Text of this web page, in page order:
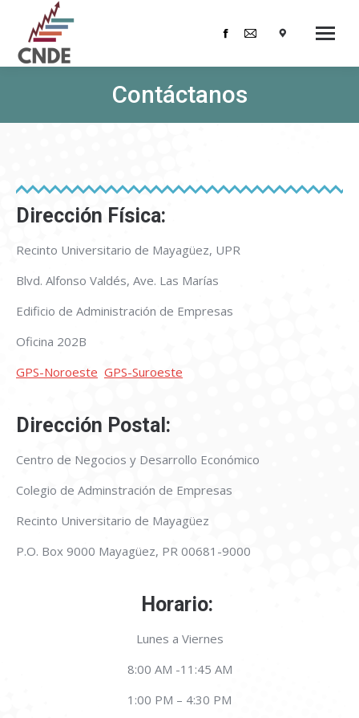
Facebook
page
in
new
Mail
page
new
Contáctanos
Dirección Física:
Recinto Universitario de Mayagüez, UPR
Blvd. Alfonso Valdés, Ave. Las Marías
Edificio de Administración de Empresas
Oficina 202B
GPS-Noroeste GPS-Suroeste
Dirección Postal:
Centro de Negocios y Desarrollo Económico
Colegio de Adminstración de Empresas
Recinto Universitario de Mayagüez
P.O. Box 9000 Mayagüez, PR 00681-9000
Horario:
Lunes a Viernes
8:00 AM -11:45 AM
1:00 PM – 4:30 PM